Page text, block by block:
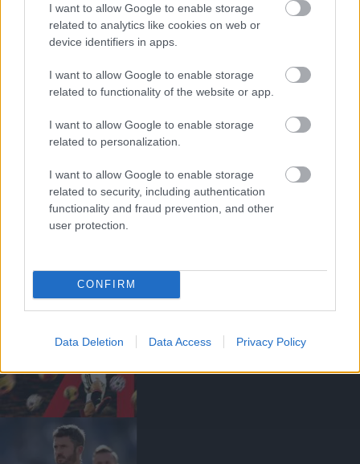
I want to allow Google to enable storage
related to analytics like cookies on web or
device identifiers in apps.
I want to allow Google to enable storage
related to functionality of the website or app.
I want to allow Google to enable storage
related to personalization.
I want to allow Google to enable storage
related to security, including authentication
functionality and fraud prevention, and other
user protection.
CONFIRM
Data Deletion Data Access Privacy Policy
BRUNO FERNANDES
TOVÁBBI NÉGY VÖRÖS
ÖRDÖG TÉRT VISSZA
CARRINGTONBA
FERNANDES MEGDÖNTÖTTE
A PREMIER LEAGUE